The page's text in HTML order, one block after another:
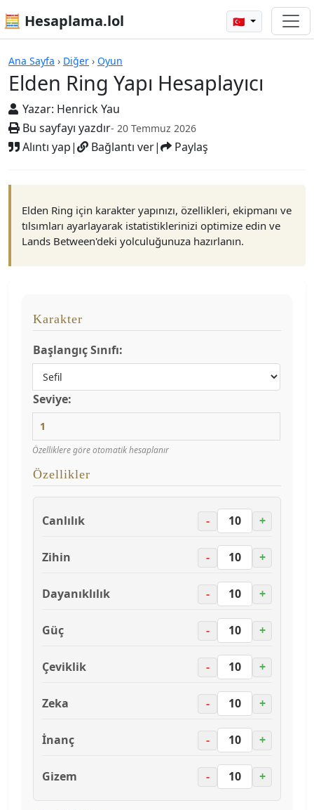
🧮 Hesaplama.lol 🇹🇷
Ana Sayfa › Diğer › Oyun
Elden Ring Yapı Hesaplayıcı
Yazar: Henrick Yau
Bu sayfayı yazdır- 20 Temmuz 2026
Alıntı yap| Bağlantı ver| Paylaş
Hesap Makineleri
Elden Ring için karakter yapınızı, özellikleri, ekipmanı ve
tılsımları ayarlayarak istatistiklerinizi optimize edin ve
Lands Between'deki yolculuğunuza hazırlanın.
Karakter
Başlangıç Sınıfı:
Seviye:
Özelliklere göre otomatik hesaplanır
Özellikler
Canlılık - +
Zihin - +
Dayanıklılık - +
Güç - +
Çeviklik - +
Zeka - +
İnanç - +
Gizem - +